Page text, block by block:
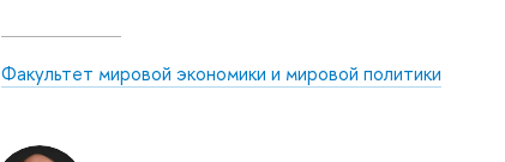
Факультет мировой экономики и мировой политики